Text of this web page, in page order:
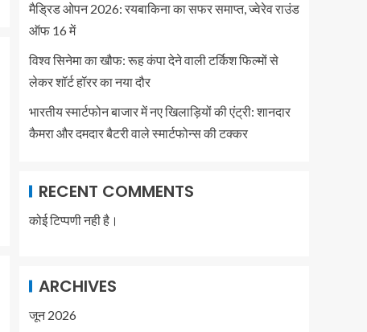
मैड्रिड ओपन 2026: रयबाकिना का सफर समाप्त, ज्वेरेव राउंड
ऑफ 16 में
विश्व सिनेमा का खौफ: रूह कंपा देने वाली टर्किश फिल्मों से
लेकर शॉर्ट हॉरर का नया दौर
भारतीय स्मार्टफोन बाजार में नए खिलाड़ियों की एंट्री: शानदार
कैमरा और दमदार बैटरी वाले स्मार्टफोन्स की टक्कर
RECENT COMMENTS
कोई टिप्पणी नही है।
ARCHIVES
जून 2026